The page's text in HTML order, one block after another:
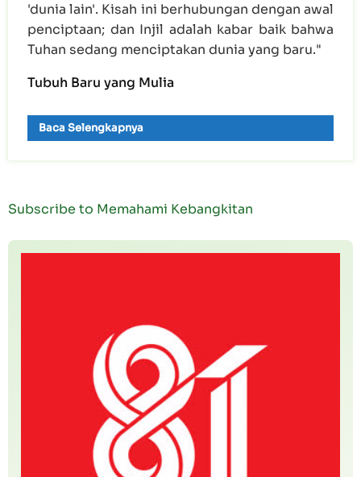
'dunia lain'. Kisah ini berhubungan dengan awal
penciptaan; dan Injil adalah kabar baik bahwa
Tuhan sedang menciptakan dunia yang baru."
Tubuh Baru yang Mulia
Baca Selengkapnya
Subscribe to Memahami Kebangkitan